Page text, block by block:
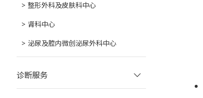
整形外科及皮肤科中心
肾科中心
泌尿及腔内微创泌尿外科中心
诊断服务